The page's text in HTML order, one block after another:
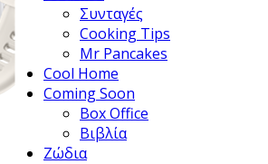
Συνταγές
Cooking Tips
Mr Pancakes
Cool Home
Coming Soon
Box Office
Βιβλία
Ζώδια